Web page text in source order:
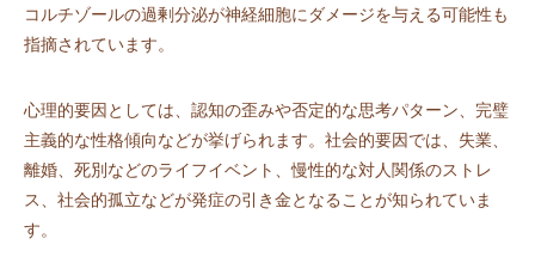
コルチゾールの過剰分泌が神経細胞にダメージを与える可能性も
指摘されています。
心理的要因としては、認知の歪みや否定的な思考パターン、完璧
主義的な性格傾向などが挙げられます。社会的要因では、失業、
離婚、死別などのライフイベント、慢性的な対人関係のストレ
ス、社会的孤立などが発症の引き金となることが知られていま
す。